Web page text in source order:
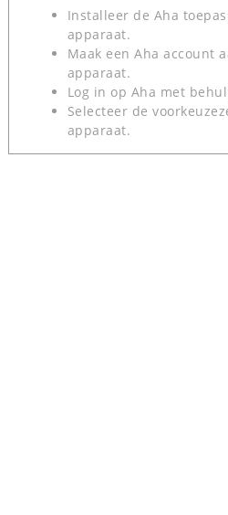
Installeer de Aha
apparaat.
Maak een Aha account
apparaat.
Log in op Aha met
Selecteer de
apparaat.